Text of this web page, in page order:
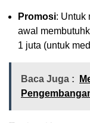
Promosi: Untuk
awal
1 juta (untuk
Baca Juga :